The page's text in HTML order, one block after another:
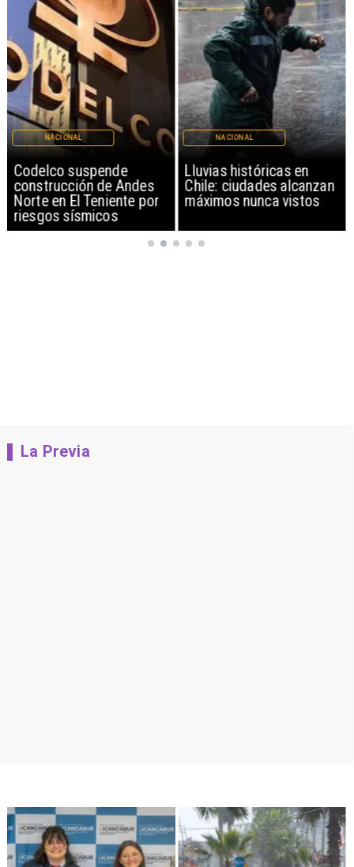
Codelco suspende
construcción de Andes
Norte en El Teniente por
riesgos sísmicos
NACIONAL
Lluvias históricas en
Chile: ciudades alcanzan
máximos nunca vistos
NACIONAL
La Previa